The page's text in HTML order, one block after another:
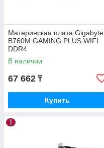
Материнская плата Gigabyte
B760M GAMING PLUS WIFI
DDR4
В наличии
67 662 ₸
Купить
1